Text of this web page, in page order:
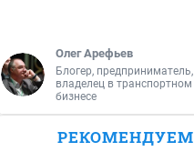
Олег Арефьев
Блогер, предприниматель,
владелец в транспортном
бизнесе
РЕКОМЕНДУЕМ